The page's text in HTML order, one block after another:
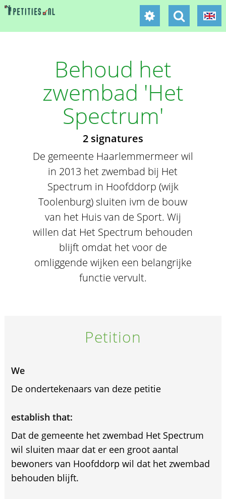
Behoud het
zwembad 'Het
Spectrum'
2 signatures
De gemeente Haarlemmermeer wil
in 2013 het zwembad bij Het
Spectrum in Hoofddorp (wijk
Toolenburg) sluiten ivm de bouw
van het Huis van de Sport. Wij
willen dat Het Spectrum behouden
blijft omdat het voor de
omliggende wijken een belangrijke
functie vervult.
Petition
We
De ondertekenaars van deze petitie
establish that:
Dat de gemeente het zwembad Het Spectrum
wil sluiten maar dat er een groot aantal
bewoners van Hoofddorp wil dat het zwembad
behouden blijft.